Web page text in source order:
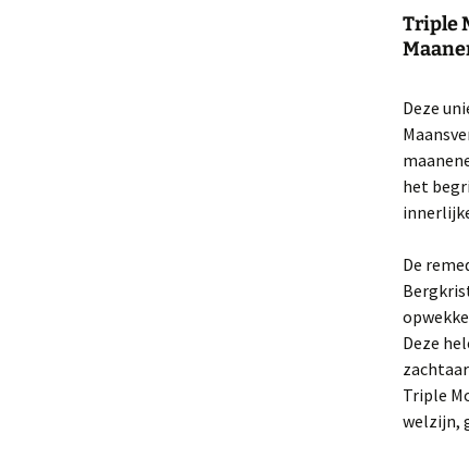
Triple
Deze
het
De
Deze
Triple
welzijn,